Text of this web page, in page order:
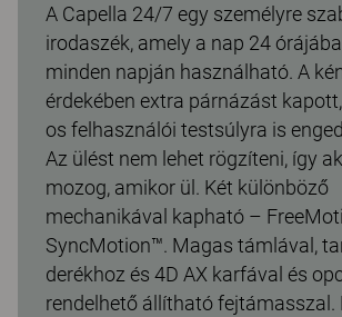
A Capella 24/7 egy személyre
irodaszék, amely a nap 24
minden napján használható. A
érdekében extra párnázást
os felhasználói testsúlyra is
Az ülést nem lehet rögzíteni, így
mozog, amikor ül. Két különböző
mechanikával kapható –
SyncMotion™. Magas támlával,
derékhoz és 4D AX karfával és
rendelhető állítható fejtámasszal.